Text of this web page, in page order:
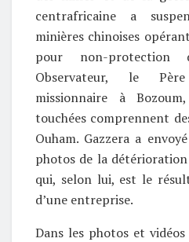
centrafricaine a
minières chinoises
pour non-protection
Observateur, le
missionnaire à
touchées comprennent
Ouham. Gazzera a
photos de la
qui, selon lui, est le
d’une entreprise.
Dans les photos et